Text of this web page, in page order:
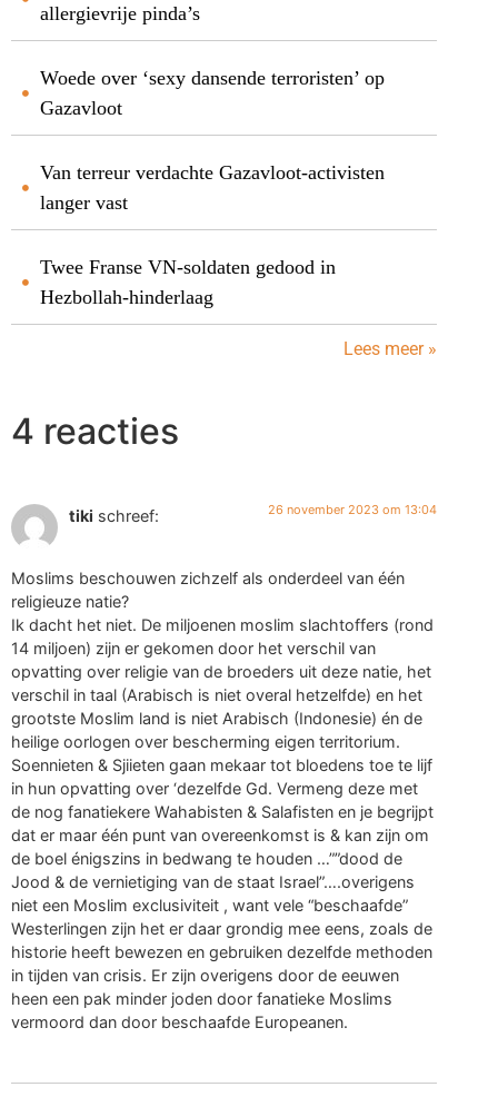
allergievrije pinda’s
Woede over ‘sexy dansende terroristen’ op
Gazavloot
Van terreur verdachte Gazavloot-activisten
langer vast
Twee Franse VN-soldaten gedood in
Hezbollah-hinderlaag
Lees meer »
4 reacties
tiki schreef: 26 november 2023 om 13:04
Moslims beschouwen zichzelf als onderdeel van één
religieuze natie?
Ik dacht het niet. De miljoenen moslim slachtoffers (rond
14 miljoen) zijn er gekomen door het verschil van
opvatting over religie van de broeders uit deze natie, het
verschil in taal (Arabisch is niet overal hetzelfde) en het
grootste Moslim land is niet Arabisch (Indonesie) én de
heilige oorlogen over bescherming eigen territorium.
Soennieten & Sjiieten gaan mekaar tot bloedens toe te lijf
in hun opvatting over ‘dezelfde Gd. Vermeng deze met
de nog fanatiekere Wahabisten & Salafisten en je begrijpt
dat er maar één punt van overeenkomst is & kan zijn om
de boel énigszins in bedwang te houden …””dood de
Jood & de vernietiging van de staat Israel”….overigens
niet een Moslim exclusiviteit , want vele “beschaafde”
Westerlingen zijn het er daar grondig mee eens, zoals de
historie heeft bewezen en gebruiken dezelfde methoden
in tijden van crisis. Er zijn overigens door de eeuwen
heen een pak minder joden door fanatieke Moslims
vermoord dan door beschaafde Europeanen.